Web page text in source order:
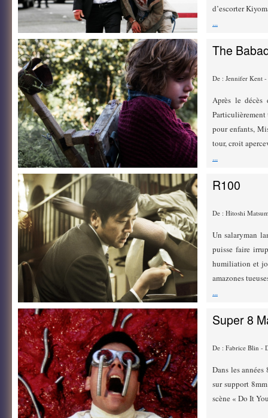
d’escorter
...
The
De : Jennifer Kent
Après le
Particulièrement
pour enfants,
tour, croit
...
R100
De : Hitoshi
Un salaryman
puisse faire
humiliation et
amazones
...
Super 8
De : Fabrice Blin -
Dans les
sur support
scène « Do It